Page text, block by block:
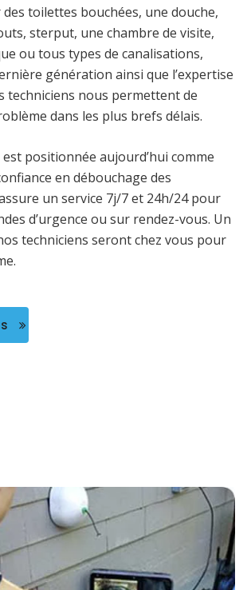
toilettes bouchées, une douche,
sterput, une chambre de visite,
ou tous types de canalisations,
génération ainsi que l’expertise
techniciens nous permettent de
dans les plus brefs délais.
est positionnée aujourd’hui comme
en débouchage des
un service 7j/7 et 24h/24 pour
d’urgence ou sur rendez-vous. Un
techniciens seront chez vous pour